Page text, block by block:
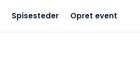
Spisesteder Opret event